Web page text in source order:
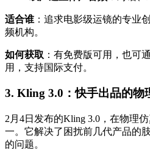
适合谁 ：追求电影级运镜的专业
频机构。
如何获取 ：有免费版可用，也可
用，支持国际支付。
3. Kling 3.0：快手出品的物
2月4日发布的Kling 3.0，在物理
一。它解决了困扰前几代产品的
的问题。